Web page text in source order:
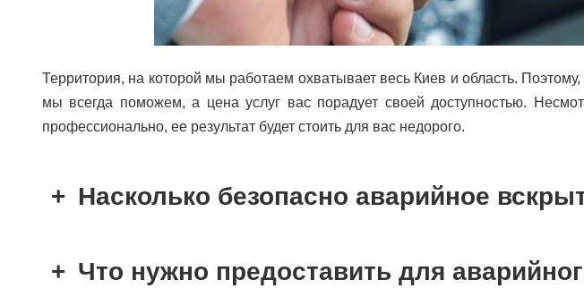
Территория, на которой мы работаем охватывает весь Киев и область.
мы всегда поможем, а цена услуг вас порадует своей доступностью.
профессионально, ее результат будет стоить для вас недорого.
Насколько безопасно аварийное
Что нужно предоставить для